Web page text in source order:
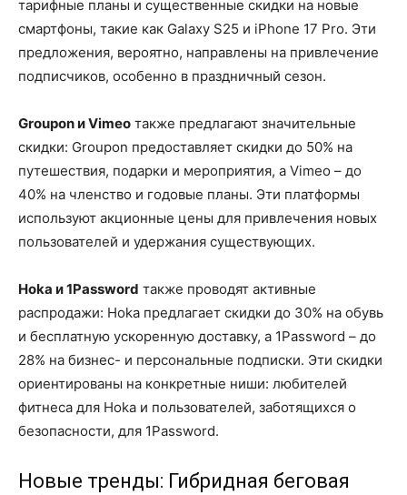
тарифные планы и существенные скидки на новые
смартфоны, такие как Galaxy S25 и iPhone 17 Pro. Эти
предложения, вероятно, направлены на привлечение
подписчиков, особенно в праздничный сезон.
Groupon и Vimeo также предлагают значительные
скидки: Groupon предоставляет скидки до 50% на
путешествия, подарки и мероприятия, а Vimeo – до
40% на членство и годовые планы. Эти платформы
используют акционные цены для привлечения новых
пользователей и удержания существующих.
Hoka и 1Password также проводят активные
распродажи: Hoka предлагает скидки до 30% на обувь
и бесплатную ускоренную доставку, а 1Password – до
28% на бизнес- и персональные подписки. Эти скидки
ориентированы на конкретные ниши: любителей
фитнеса для Hoka и пользователей, заботящихся о
безопасности, для 1Password.
Новые тренды: Гибридная беговая